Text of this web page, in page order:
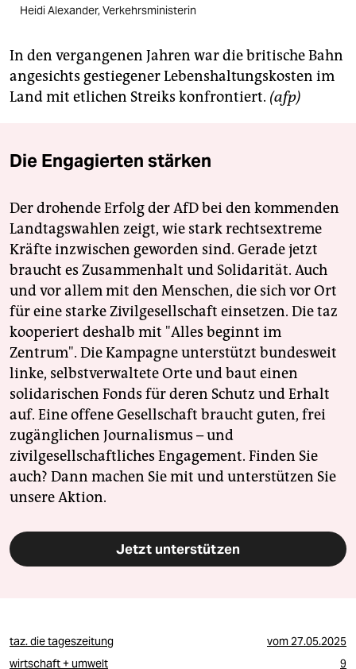
Heidi Alexander, Verkehrsministerin
In den vergangenen Jahren war die britische Bahn
angesichts gestiegener Lebenshaltungskosten im
Land mit etlichen Streiks konfrontiert. (afp)
Die Engagierten stärken
Der drohende Erfolg der AfD bei den kommenden
Landtagswahlen zeigt, wie stark rechtsextreme
Kräfte inzwischen geworden sind. Gerade jetzt
braucht es Zusammenhalt und Solidarität. Auch
und vor allem mit den Menschen, die sich vor Ort
für eine starke Zivilgesellschaft einsetzen. Die taz
kooperiert deshalb mit "Alles beginnt im
Zentrum". Die Kampagne unterstützt bundesweit
linke, selbstverwaltete Orte und baut einen
solidarischen Fonds für deren Schutz und Erhalt
auf. Eine offene Gesellschaft braucht guten, frei
zugänglichen Journalismus – und
zivilgesellschaftliches Engagement. Finden Sie
auch? Dann machen Sie mit und unterstützen Sie
unsere Aktion.
Jetzt unterstützen
taz. die tageszeitung vom27.05.2025
wirtschaft + umwelt
9